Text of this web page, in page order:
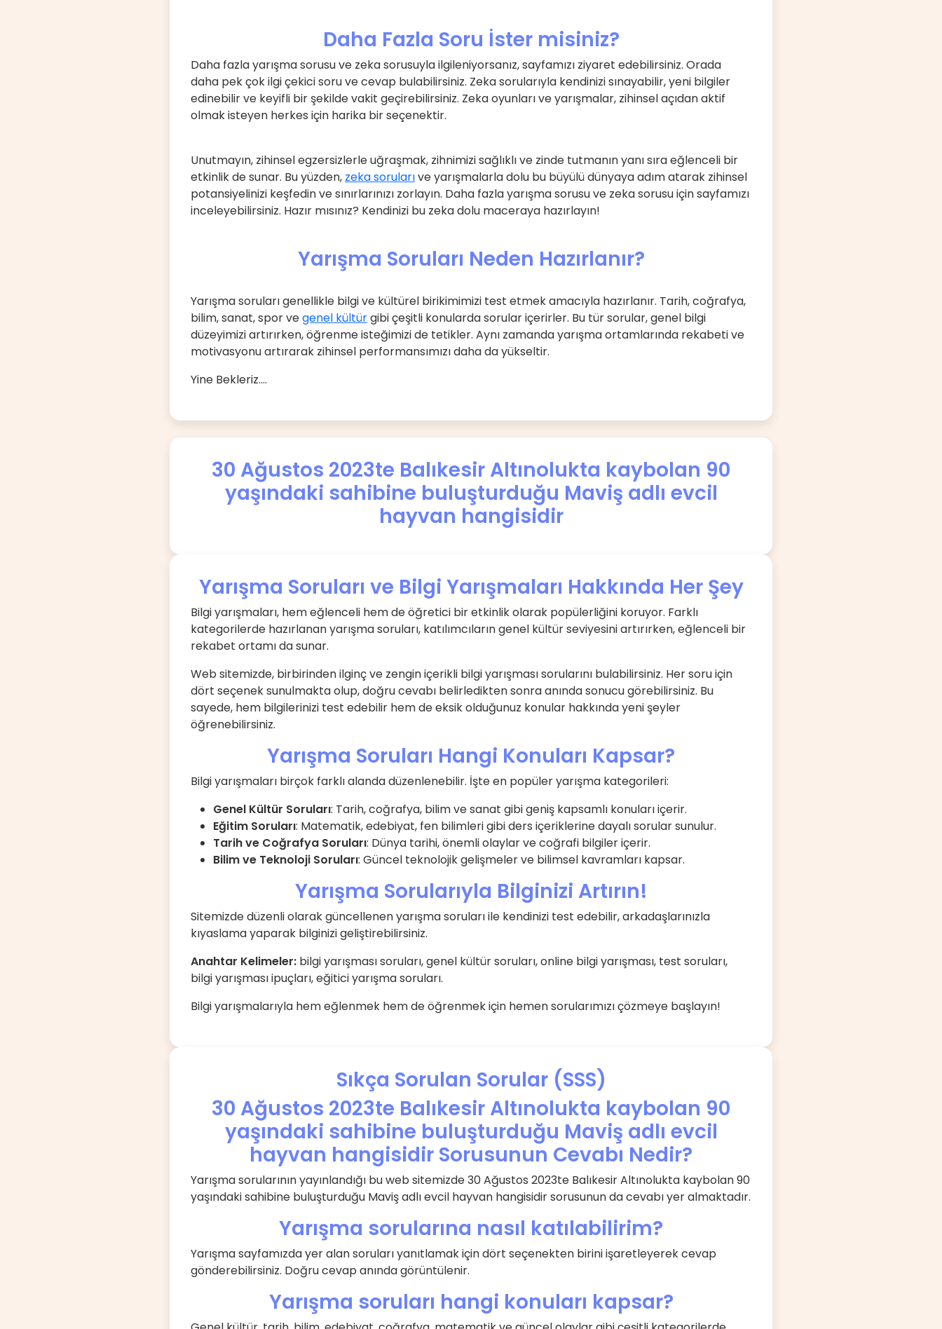
Daha Fazla Soru İster misiniz?
Daha fazla yarışma sorusu ve zeka sorusuyla ilgileniyorsanız, sayfamızı ziyaret edebilirsiniz. Orada
daha pek çok ilgi çekici soru ve cevap bulabilirsiniz. Zeka sorularıyla kendinizi sınayabilir, yeni bilgiler
edinebilir ve keyifli bir şekilde vakit geçirebilirsiniz. Zeka oyunları ve yarışmalar, zihinsel açıdan aktif
olmak isteyen herkes için harika bir seçenektir.
Unutmayın, zihinsel egzersizlerle uğraşmak, zihnimizi sağlıklı ve zinde tutmanın yanı sıra eğlenceli bir
etkinlik de sunar. Bu yüzden, zeka sorularıve yarışmalarla dolu bu büyülü dünyaya adım atarak zihinsel
potansiyelinizi keşfedin ve sınırlarınızı zorlayın. Daha fazla yarışma sorusu ve zeka sorusu için sayfamızı
inceleyebilirsiniz. Hazır mısınız? Kendinizi bu zeka dolu maceraya hazırlayın!
Yarışma Soruları Neden Hazırlanır?
Yarışma soruları genellikle bilgi ve kültürel birikimimizi test etmek amacıyla hazırlanır. Tarih, coğrafya,
bilim, sanat, spor vegenel kültürgibi çeşitli konularda sorular içerirler. Bu tür sorular, genel bilgi
düzeyimizi artırırken, öğrenme isteğimizi de tetikler. Aynı zamanda yarışma ortamlarında rekabeti ve
motivasyonu artırarak zihinsel performansımızı daha da yükseltir.
Yine Bekleriz....
30 Ağustos 2023te Balıkesir Altınolukta kaybolan 90
yaşındaki sahibine buluşturduğu Maviş adlı evcil
hayvan hangisidir
Yarışma Soruları ve Bilgi Yarışmaları Hakkında Her Şey
Bilgi yarışmaları, hem eğlenceli hem de öğretici bir etkinlik olarak popülerliğini koruyor. Farklı
kategorilerde hazırlanan yarışma soruları, katılımcıların genel kültür seviyesini artırırken, eğlenceli bir
rekabet ortamı da sunar.
Web sitemizde, birbirinden ilginç ve zengin içerikli bilgi yarışması sorularını bulabilirsiniz. Her soru için
dört seçenek sunulmakta olup, doğru cevabı belirledikten sonra anında sonucu görebilirsiniz. Bu
sayede, hem bilgilerinizi test edebilir hem de eksik olduğunuz konular hakkında yeni şeyler
öğrenebilirsiniz.
Yarışma Soruları Hangi Konuları Kapsar?
Bilgi yarışmaları birçok farklı alanda düzenlenebilir. İşte en popüler yarışma kategorileri:
Genel Kültür Soruları: Tarih, coğrafya, bilim ve sanat gibi geniş kapsamlı konuları içerir.
Eğitim Soruları: Matematik, edebiyat, fen bilimleri gibi ders içeriklerine dayalı sorular sunulur.
Tarih ve Coğrafya Soruları: Dünya tarihi, önemli olaylar ve coğrafi bilgiler içerir.
Bilim ve Teknoloji Soruları: Güncel teknolojik gelişmeler ve bilimsel kavramları kapsar.
Yarışma Sorularıyla Bilginizi Artırın!
Sitemizde düzenli olarak güncellenen yarışma soruları ile kendinizi test edebilir, arkadaşlarınızla
kıyaslama yaparak bilginizi geliştirebilirsiniz.
Anahtar Kelimeler: bilgi yarışması soruları, genel kültür soruları, online bilgi yarışması, test soruları,
bilgi yarışması ipuçları, eğitici yarışma soruları.
Bilgi yarışmalarıyla hem eğlenmek hem de öğrenmek için hemen sorularımızı çözmeye başlayın!
Sıkça Sorulan Sorular (SSS)
30 Ağustos 2023te Balıkesir Altınolukta kaybolan 90
yaşındaki sahibine buluşturduğu Maviş adlı evcil
hayvan hangisidir Sorusunun Cevabı Nedir?
Yarışma sorularının yayınlandığı bu web sitemizde 30 Ağustos 2023te Balıkesir Altınolukta kaybolan 90
yaşındaki sahibine buluşturduğu Maviş adlı evcil hayvan hangisidir sorusunun da cevabı yer almaktadır.
Yarışma sorularına nasıl katılabilirim?
Yarışma sayfamızda yer alan soruları yanıtlamak için dört seçenekten birini işaretleyerek cevap
gönderebilirsiniz. Doğru cevap anında görüntülenir.
Yarışma soruları hangi konuları kapsar?